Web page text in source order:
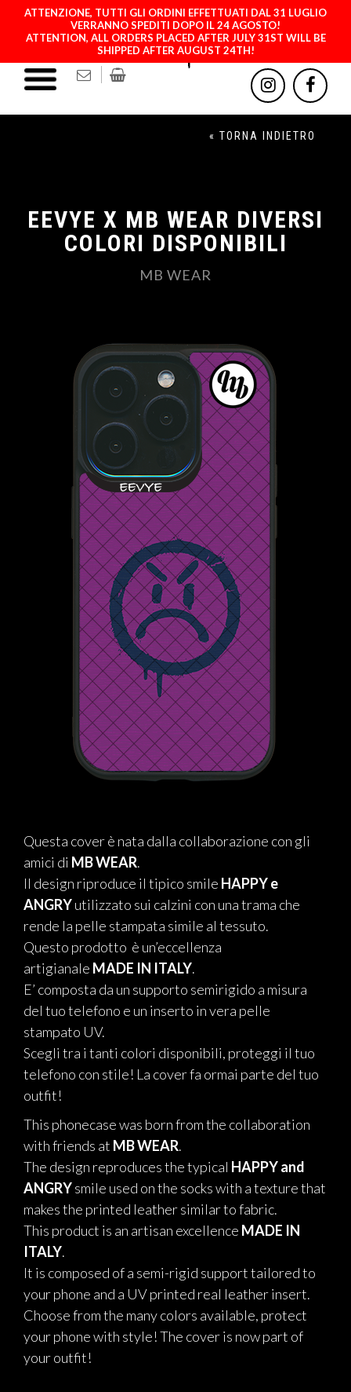
ATTENZIONE, TUTTI GLI ORDINI EFFETTUATI DAL 31 LUGLIO
VERRANNO SPEDITI DOPO IL 24 AGOSTO!
ATTENTION, ALL ORDERS PLACED AFTER JULY 31ST WILL BE
SHIPPED AFTER AUGUST 24TH!
« TORNA INDIETRO
EEVYE X MB WEAR DIVERSI
COLORI DISPONIBILI
MB WEAR
Questa cover è nata dalla collaborazione con gli
amici di MB WEAR.
Il design riproduce il tipico smile HAPPY e
ANGRYutilizzato sui calzini con una trama che
rende la pelle stampata simile al tessuto.
Questo prodotto è un’eccellenza
artigianale MADE IN ITALY.
E’ composta da un supporto semirigido a misura
del tuo telefono e un inserto in vera pelle
stampato UV.
Scegli tra i tanti colori disponibili, proteggi il tuo
telefono con stile! La cover fa ormai parte del tuo
outfit!
This phonecase was born from the collaboration
with friends at MB WEAR.
The design reproduces the typical HAPPY and
ANGRYsmile used on the socks with a texture that
makes the printed leather similar to fabric.
This product is an artisan excellence MADE IN
ITALY.
It is composed of a semi-rigid support tailored to
your phone and a UV printed real leather insert.
Choose from the many colors available, protect
your phone with style!The cover is now part of
your outfit!